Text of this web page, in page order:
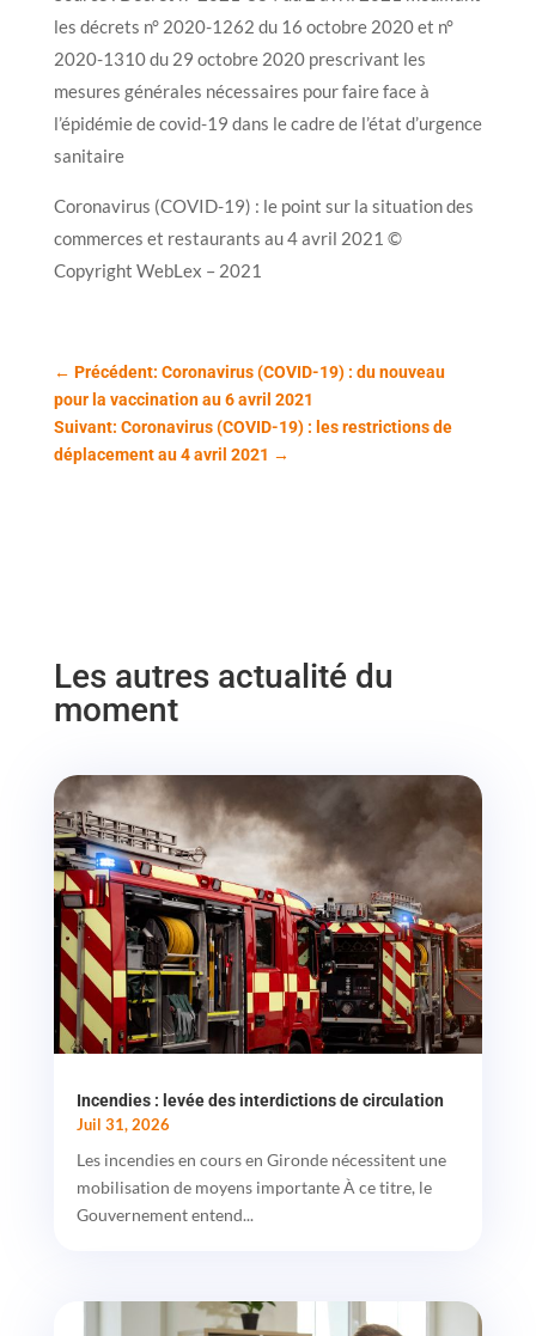
les décrets n° 2020-1262 du 16 octobre 2020 et n°
2020-1310 du 29 octobre 2020 prescrivant les
mesures générales nécessaires pour faire face à
l’épidémie de covid-19 dans le cadre de l’état d’urgence
sanitaire
Coronavirus (COVID-19) : le point sur la situation des
commerces et restaurants au 4 avril 2021 ©
Copyright WebLex – 2021
← Précédent: Coronavirus (COVID-19) : du nouveau
pour la vaccination au 6 avril 2021
Suivant: Coronavirus (COVID-19) : les restrictions de
déplacement au 4 avril 2021 →
Les autres actualité du
moment
Incendies : levée des interdictions de circulation
Juil 31, 2026
Les incendies en cours en Gironde nécessitent une
mobilisation de moyens importante À ce titre, le
Gouvernement entend...